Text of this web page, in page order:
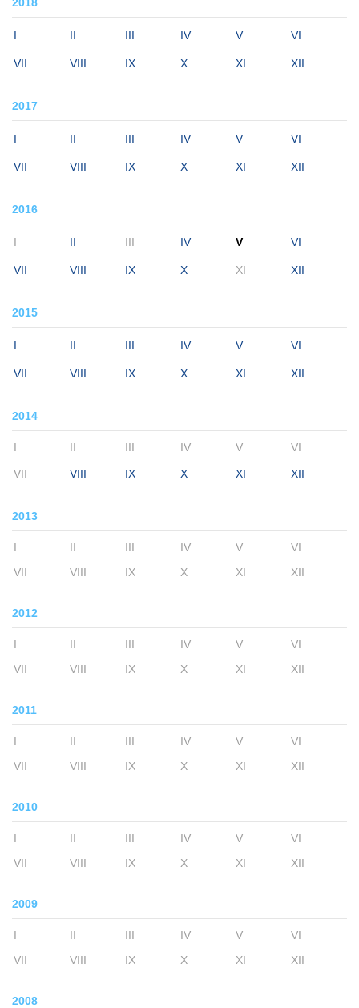
I II III IV V VI
VII VIII IX X XI XII
2017
I II III IV V VI
VII VIII IX X XI XII
2016
I II III IV V VI
VII VIII IX X XI XII
2015
I II III IV V VI
VII VIII IX X XI XII
2014
I II III IV V VI
VII VIII IX X XI XII
2013
I II III IV V
VI
VII
VIII IX X XI XII
2012
I II III IV V
VI
VII
VIII IX X XI XII
2011
I II III IV V
VI
VII
VIII IX X XI XII
2010
I II III IV V
VI
VII
VIII IX X XI XII
2009
I II III IV V
VI
VII
VIII IX X XI XII
2008